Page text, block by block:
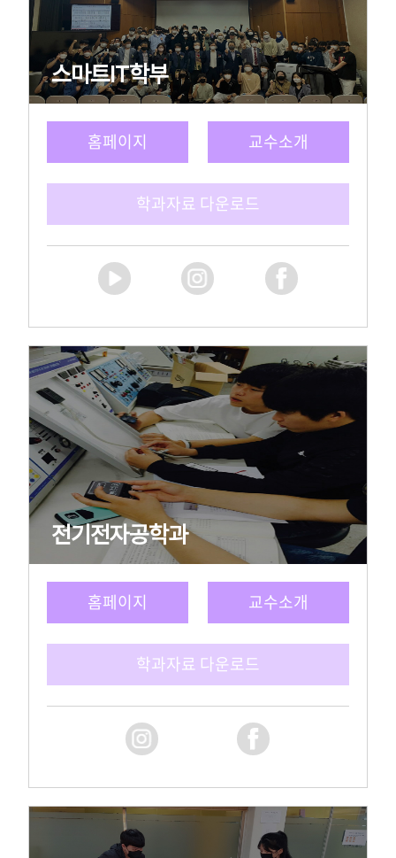
스마트IT학부
홈페이지 교수소개
학과자료 다운로드
전기전자공학과
홈페이지 교수소개
학과자료 다운로드